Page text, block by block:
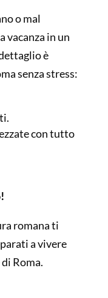
o mal
vacanza in un
è
senza stress:
con tutto
romana ti
a vivere
Roma.